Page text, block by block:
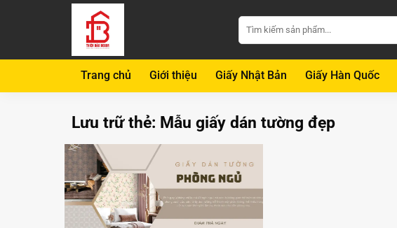
dung
Tìm
kiếm:
Trang chủ Giới thiệu Giấy Nhật Bản Giấy Hàn Quốc
Lưu trữ thẻ: Mẫu giấy dán tường đẹp